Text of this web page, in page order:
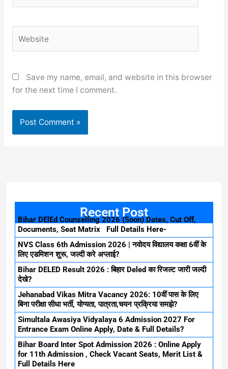
Save my name, email, and website in this browser
for the next time I comment.
Recent Post
Bihar DElEd Counselling 2026 (Soon) Dates, Cut Off,
Documents, Seat Matrix Full Details Here-
NVS Class 6th Admission 2026 | नवोदय विद्यालय कक्षा 6वीं के
लिए एडमिशन शुरू, जल्दी करे अप्लाई?
Bihar DELED Result 2026 : बिहार Deled का रिजल्ट जारी जल्दी
देखे?
Jehanabad Vikas Mitra Vacancy 2026: 10वीं पास के लिए
बिना परीक्षा सीधा भर्ती, योग्यता, पात्रता,चयन प्रक्रिया समझे?
Simultala Awasiya Vidyalaya 6 Admission 2027 For
Entrance Exam Online Apply, Date & Full Details?
Bihar Board Inter Spot Admission 2026 : Online Apply
for 11th Admission , Check Vacant Seats, Merit List &
Full Details Here